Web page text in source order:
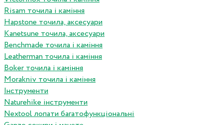
Risam точила і каміння
Hapstone точила, аксесуари
Kanetsune точила, аксесуари
Benchmade точила і каміння
Leatherman точила і каміння
Boker точила і каміння
Morakniv точила і каміння
Інструменти
Naturehike інструменти
Nextool лопати багатофункціональні